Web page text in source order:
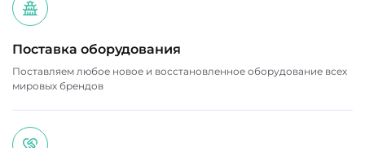
Поставка оборудования
Поставляем любое новое и восстановленное оборудование всех
мировых брендов